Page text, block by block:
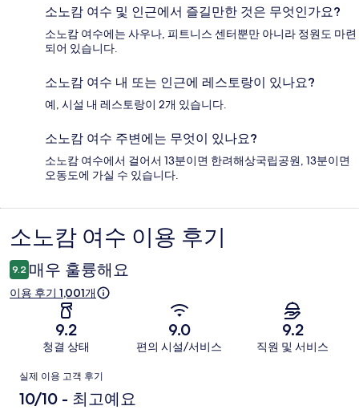
소노캄 여수 및 인근에서 즐길만한 것은 무엇인가요?
소노캄 여수에는 사우나, 피트니스 센터뿐만 아니라 정원도 마련
되어 있습니다.
소노캄 여수 내 또는 인근에 레스토랑이 있나요?
예, 시설 내 레스토랑이 2개 있습니다.
소노캄 여수 주변에는 무엇이 있나요?
소노캄 여수에서 걸어서 13분이면 한려해상국립공원, 13분이면
오동도에 가실 수 있습니다.
이
용
후
소노캄 여수 이용 후기
9.2 매우 훌륭해요
이용 후기 1,001개
9.2
청결 상태
9.0
편의 시설/서비스
9.2
직원 및 서비스
이
용
실제 이용 고객 후기
10/10 - 최고예요